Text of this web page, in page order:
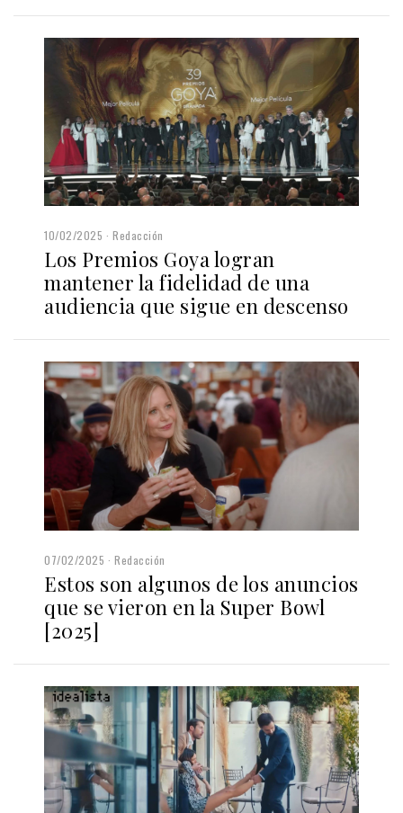
10/02/2025 Redacción
Los Premios Goya logran
mantener la fidelidad de una
audiencia que sigue en descenso
07/02/2025 Redacción
Estos son algunos de los anuncios
que se vieron en la Super Bowl
[2025]